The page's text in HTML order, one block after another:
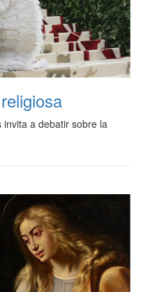
invita a debatir sobre la